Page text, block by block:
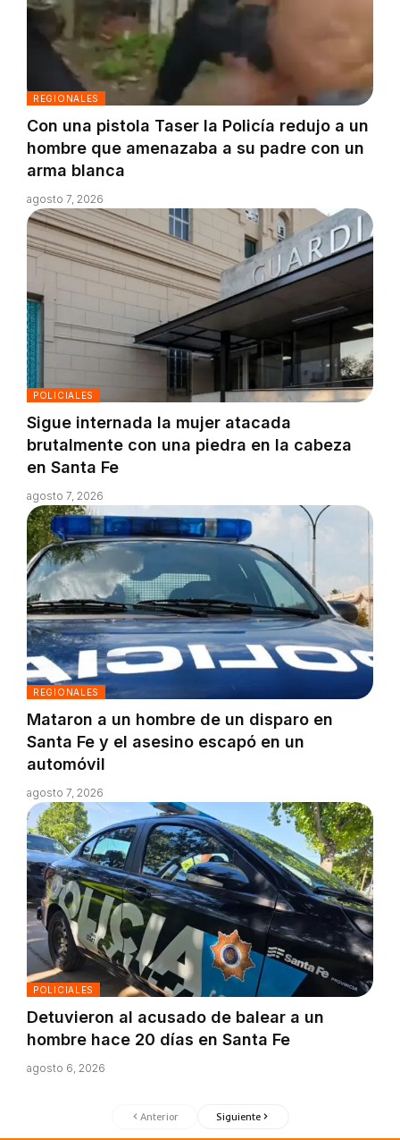
REGIONALES
Con una pistola Taser la Policía redujo a un
hombre que amenazaba a su padre con un
arma blanca
agosto 7, 2026
POLICIALES
Sigue internada la mujer atacada
brutalmente con una piedra en la cabeza
en Santa Fe
agosto 7, 2026
REGIONALES
Mataron a un hombre de un disparo en
Santa Fe y el asesino escapó en un
automóvil
agosto 7, 2026
POLICIALES
Detuvieron al acusado de balear a un
hombre hace 20 días en Santa Fe
agosto 6, 2026
Anterior Siguiente